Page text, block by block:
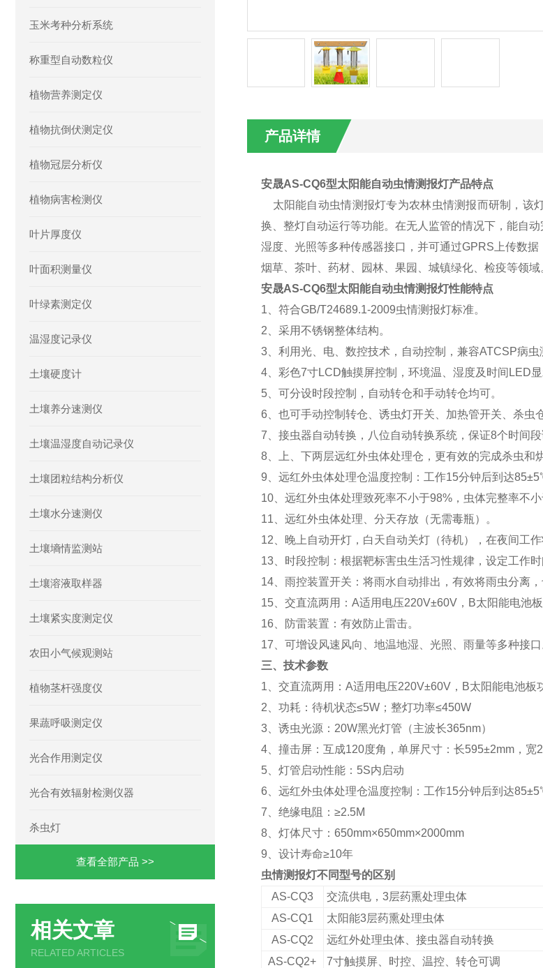
玉米考种分析系统
称重型自动数粒仪
植物营养测定仪
植物抗倒伏测定仪
植物冠层分析仪
植物病害检测仪
叶片厚度仪
叶面积测量仪
叶绿素测定仪
温湿度记录仪
土壤硬度计
土壤养分速测仪
土壤温湿度自动记录仪
土壤团粒结构分析仪
土壤水分速测仪
土壤墒情监测站
土壤溶液取样器
土壤紧实度测定仪
农田小气候观测站
植物茎杆强度仪
果蔬呼吸测定仪
光合作用测定仪
光合有效辐射检测仪器
杀虫灯
查看全部产品 >>
相关文章
RELATED ARTICLES
产品详情
安晟AS-CQ6型太阳能自动虫情测报灯产品特点
太阳能自动虫情测报灯专为农林虫情测报而研制，该
换、整灯自动运行等功能。在无人监管的情况下，能自
湿度、光照等多种传感器接口，并可通过GPRS上传数
烟草、茶叶、药材、园林、果园、城镇绿化、检疫等领域
安晟AS-CQ6型太阳能自动虫情测报灯性能特点
1、符合GB/T24689.1-2009虫情测报灯标准。
2、采用不锈钢整体结构。
3、利用光、电、数控技术，自动控制，兼容ATCSP病虫
4、彩色7寸LCD触摸屏控制，环境温、湿度及时间LED显
5、可分设时段控制，自动转仓和手动转仓均可。
6、也可手动控制转仓、诱虫灯开关、加热管开关、杀虫
7、接虫器自动转换，八位自动转换系统，保证8个时间段
8、上、下两层远红外虫体处理仓，更有效的完成杀虫和
9、远红外虫体处理仓温度控制：工作15分钟后到达
10、远红外虫体处理致死率不小于98%，虫体完整率不小
11、远红外虫体处理、分天存放（无需毒瓶）。
12、晚上自动开灯，白天自动关灯（待机），在夜间工
13、时段控制：根据靶标害虫生活习性规律，设定工作时
14、雨控装置开关：将雨水自动排出，有效将雨虫分离
15、交直流两用：A适用电压220V±60V，B太阳能电池
16、防雷装置：有效防止雷击。
17、可增设风速风向、地温地湿、光照、雨量等多种接口
三、技术参数
1、交直流两用：A适用电压220V±60V，B太阳能电池板
2、功耗：待机状态≤5W；整灯功率≤450W
3、诱虫光源：20W黑光灯管（主波长365nm）
4、撞击屏：互成120度角，单屏尺寸：长595±2mm，宽
5、灯管启动性能：5S内启动
6、远红外虫体处理仓温度控制：工作15分钟后到达
7、绝缘电阻：≥2.5M
8、灯体尺寸：650mm×650mm×2000mm
9、设计寿命≥10年
虫情测报灯不同型号的区别
AS-CQ3
交流供电，3层药熏处理虫体
AS-CQ1
太阳能3层药熏处理虫体
AS-CQ2 远红外处理虫体、 接虫器自动转换
AS-CQ2+
7寸触摸屏、时控、温控、转仓可调